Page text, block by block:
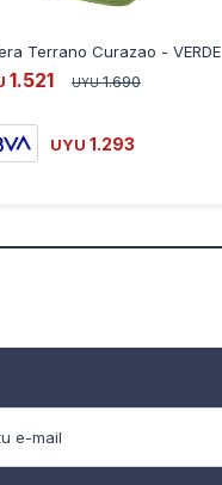
Terrano Curazao - VERDE
1.521 UYU 1.690
UYU 1.293